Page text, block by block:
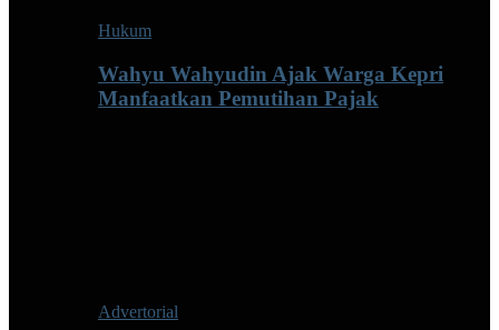
Hukum
Wahyu Wahyudin Ajak Warga Kepri
Manfaatkan Pemutihan Pajak
Advertorial